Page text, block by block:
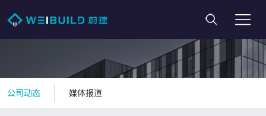
公司动态 媒体报道